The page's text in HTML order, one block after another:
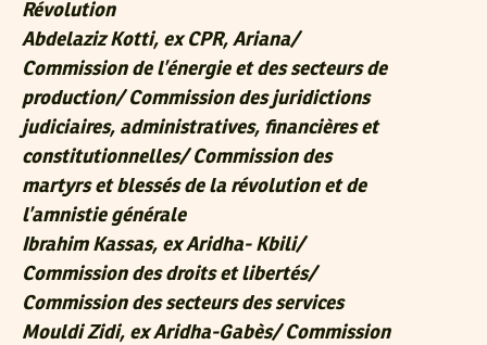
Révolution
Abdelaziz Kotti, ex CPR, Ariana/
Commission de l’énergie et des secteurs de
production/ Commission des juridictions
judiciaires, administratives, financières et
constitutionnelles/ Commission des
martyrs et blessés de la révolution et de
l’amnistie générale
Ibrahim Kassas, ex Aridha- Kbili/
Commission des droits et libertés/
Commission des secteurs des services
Mouldi Zidi, ex Aridha-Gabès/ Commission